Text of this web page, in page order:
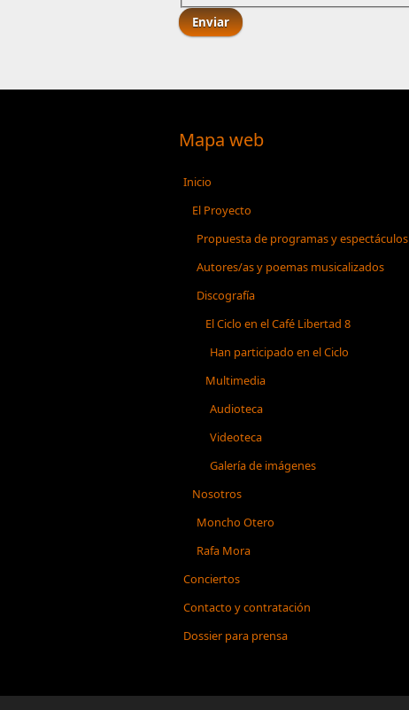
Mapa web
Inicio
El Proyecto
Propuesta de programas y espectáculos
Autores/as y poemas musicalizados
Discografía
El Ciclo en el Café Libertad 8
Han participado en el Ciclo
Multimedia
Audioteca
Videoteca
Galería de imágenes
Nosotros
Moncho Otero
Rafa Mora
Conciertos
Contacto y contratación
Dossier para prensa